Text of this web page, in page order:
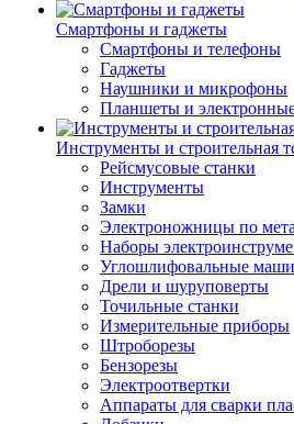
Смартфоны и гаджеты
Смартфоны и телефоны
Гаджеты
Наушники и микрофоны
Планшеты и
Инструменты и строительная
Рейсмусовые станки
Инструменты
Замки
Электроножницы по
Наборы
Углошлифовальные
Дрели и шуруповерты
Точильные станки
Измерительные приборы
Штроборезы
Бензорезы
Электроотвертки
Аппараты для сварки